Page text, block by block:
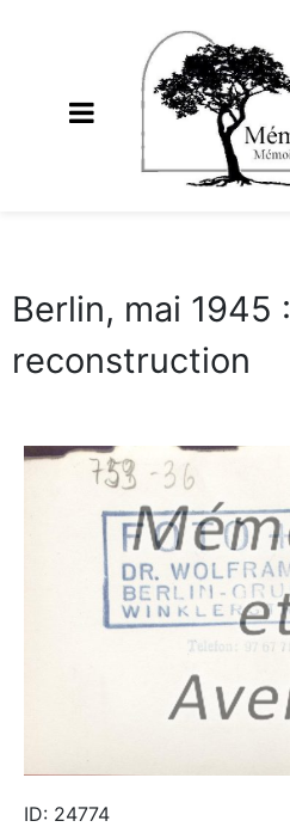
Berlin, mai 1945 :
reconstruction
ID: 24774